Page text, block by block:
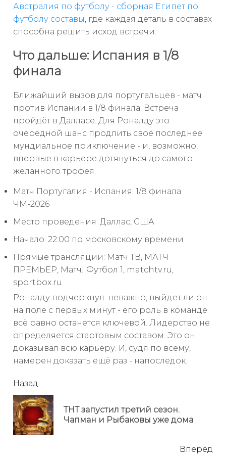
Австралия по футболу - сборная Египет по
футболу составы , где каждая деталь в составах
способна решить исход встречи.
Что дальше: Испания в 1/8
финала
Ближайший вызов для португальцев - матч
против Испании в 1/8 финала. Встреча
пройдёт в Далласе. Для Роналду это
очередной шанс продлить своё последнее
мундиальное приключение - и, возможно,
впервые в карьере дотянуться до самого
желанного трофея.
Матч Португалия - Испания: 1/8 финала
ЧМ-2026
Место проведения: Даллас, США
Начало: 22:00 по московскому времени
Прямые трансляции: Матч ТВ, МАТЧ
ПРЕМЬЕР, Матч! Футбол 1, matchtv.ru,
sportbox.ru
Роналду подчеркнул: неважно, выйдет ли он
на поле с первых минут - его роль в команде
всё равно останется ключевой. Лидерство не
определяется стартовым составом. Это он
доказывал всю карьеру. И, судя по всему,
намерен доказать ещё раз - напоследок.
читать
еще
Назад
ТНТ запустил третий сезон.
Чапман и Рыбаковы уже дома
Вперёд